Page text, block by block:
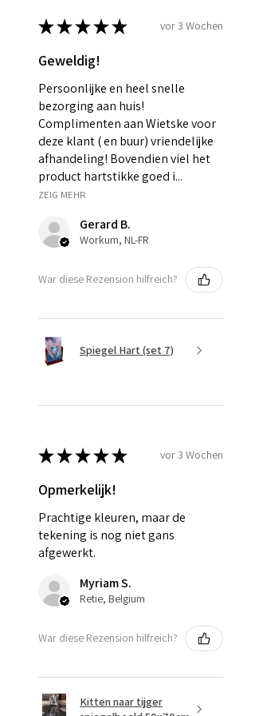
★★★★★ vor 3 Wochen
Geweldig!
Persoonlijke en heel snelle
bezorging aan huis!
Complimenten aan Wietske voor
deze klant ( en buur) vriendelijke
afhandeling! Bovendien viel het
product hartstikke goed i...
ZEIG MEHR
Gerard B.
Workum, NL-FR
War diese Rezension hilfreich?
Spiegel Hart (set 7)
★★★★★ vor 3 Wochen
Opmerkelijk!
Prachtige kleuren, maar de
tekening is nog niet gans
afgewerkt.
Myriam S.
Retie, Belgium
War diese Rezension hilfreich?
Kitten naar tijger